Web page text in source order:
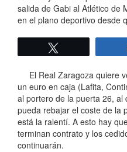
salida de Gabi al Atlético de
en el plano deportivo desde
El Real Zaragoza quiere
un euro en caja (Lafita,
al portero de la puerta 26,
pueda rebajar el coste de la
está la ralentí. A esto hay
terminan contrato y los
continuarán.